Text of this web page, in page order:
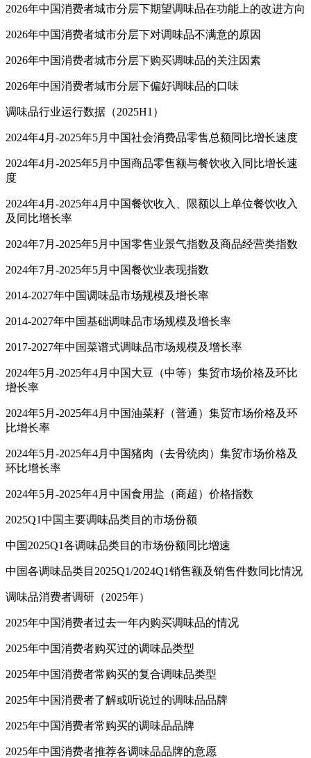
2026年中国消费者城市分层下期望调味品在功能上的改进方向
2026年中国消费者城市分层下对调味品不满意的原因
2026年中国消费者城市分层下购买调味品的关注因素
2026年中国消费者城市分层下偏好调味品的口味
调味品行业运行数据（2025H1）
2024年4月-2025年5月中国社会消费品零售总额同比增长速度
2024年4月-2025年5月中国商品零售额与餐饮收入同比增长速
度
2024年4月-2025年4月中国餐饮收入、限额以上单位餐饮收入
及同比增长率
2024年7月-2025年5月中国零售业景气指数及商品经营类指数
2024年7月-2025年5月中国餐饮业表现指数
2014-2027年中国调味品市场规模及增长率
2014-2027年中国基础调味品市场规模及增长率
2017-2027年中国菜谱式调味品市场规模及增长率
2024年5月-2025年4月中国大豆（中等）集贸市场价格及环比
增长率
2024年5月-2025年4月中国油菜籽（普通）集贸市场价格及环
比增长率
2024年5月-2025年4月中国猪肉（去骨统肉）集贸市场价格及
环比增长率
2024年5月-2025年4月中国食用盐（商超）价格指数
2025Q1中国主要调味品类目的市场份额
中国2025Q1各调味品类目的市场份额同比增速
中国各调味品类目2025Q1/2024Q1销售额及销售件数同比情况
调味品消费者调研（2025年）
2025年中国消费者过去一年内购买调味品的情况
2025年中国消费者购买过的调味品类型
2025年中国消费者常购买的复合调味品类型
2025年中国消费者了解或听说过的调味品品牌
2025年中国消费者常购买的调味品品牌
2025年中国消费者推荐各调味品品牌的意愿